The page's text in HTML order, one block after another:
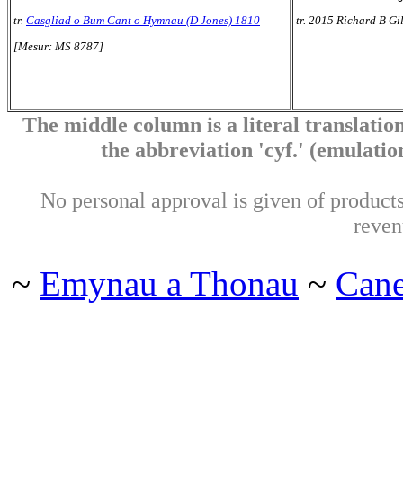
tr. Casgliad o Bum Cant o Hymnau (D Jones) 1810
[Mesur: MS 8787]
tr. 2015 Richard B
The middle column is a literal
the abbreviation 'cyf.'
No personal approval is given of
~ Emynau a Thonau ~